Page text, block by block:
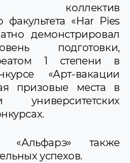
коллектив
факультета «Har Рies
демонстрировал
подготовки,
1 степени в
«Арт-вакации
призовые места в
также
успехов.